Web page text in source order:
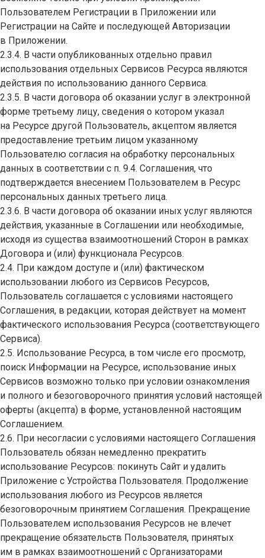
Пользователем Регистрации в Приложении или
Регистрации на Сайте и последующей Авторизации
в Приложении.
2.3.4. В части опубликованных отдельно правил
использования отдельных Сервисов Ресурса являются
действия по использованию данного Сервиса.
2.3.5. В части договора об оказании услуг в электронной
форме третьему лицу, сведения о котором указал
на Ресурсе другой Пользователь, акцептом является
предоставление третьим лицом указанному
Пользователю согласия на обработку персональных
данных в соответствии с п. 9.4. Соглашения, что
подтверждается внесением Пользователем в Ресурс
персональных данных третьего лица.
2.3.6. В части договора об оказании иных услуг являются
действия, указанные в Соглашении или необходимые,
исходя из существа взаимоотношений Сторон в рамках
Договора и (или) функционала Ресурсов.
2.4. При каждом доступе и (или) фактическом
использовании любого из Сервисов Ресурсов,
Пользователь соглашается с условиями настоящего
Соглашения, в редакции, которая действует на момент
фактического использования Ресурса (соответствующего
Сервиса).
2.5. Использование Ресурса, в том числе его просмотр,
поиск Информации на Ресурсе, использование иных
Сервисов возможно только при условии ознакомления
и полного и безоговорочного принятия условий настоящей
оферты (акцепта) в форме, установленной настоящим
Соглашением.
2.6. При несогласии с условиями настоящего Соглашения
Пользователь обязан немедленно прекратить
использование Ресурсов: покинуть Сайт и удалить
Приложение с Устройства Пользователя. Продолжение
использования любого из Ресурсов является
безоговорочным принятием Соглашения. Прекращение
Пользователем использования Ресурсов не влечет
прекращение обязательств Пользователя, принятых
им в рамках взаимоотношений с Организаторами